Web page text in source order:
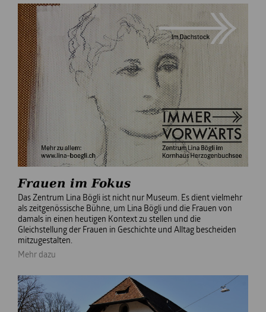
Frauen im Fokus
Das Zentrum Lina Bögli ist nicht nur Museum. Es dient vielmehr
als zeitgenössische Bühne, um Lina Bögli und die Frauen von
damals in einen heutigen Kontext zu stellen und die
Gleichstellung der Frauen in Geschichte und Alltag bescheiden
mitzugestalten.
Mehr dazu